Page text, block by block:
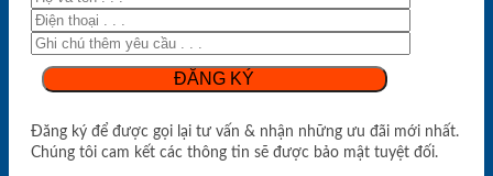
Đăng ký để được gọi lại tư vấn & nhận những ưu đãi mới nhất.
Chúng tôi cam kết các thông tin sẽ được bảo mật tuyệt đối.